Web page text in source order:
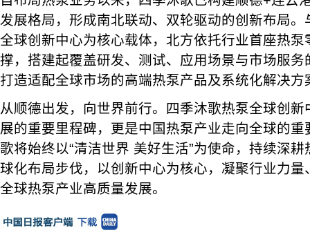
发展格局，形成南北联动、双轮驱动的创新布局
全球创新中心为核心载体，北方依托行业首座热泵
撑，搭建起覆盖研发、测试、应用场景与市场服
打造适配全球市场的高端热泵产品及系统化解决方
从顺德出发，向世界前行。四季沐歌热泵全球创
展的重要里程碑，更是中国热泵产业走向全球的
歌将始终以“清洁世界 美好生活”为使命，持续深
球化布局步伐，以创新中心为核心，凝聚行业力
全球热泵产业高质量发展。